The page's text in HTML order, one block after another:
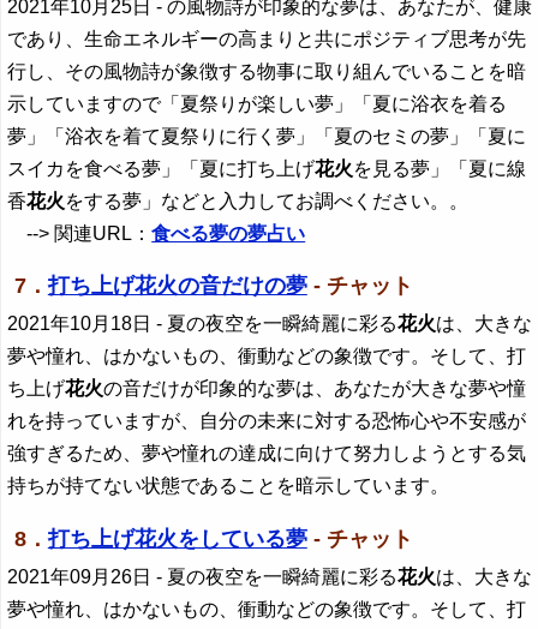
2021年10月25日 - の風物詩が印象的な夢は、あなたが、健康
であり、生命エネルギーの高まりと共にポジティブ思考が先
行し、その風物詩が象徴する物事に取り組んでいることを暗
示していますので「夏祭りが楽しい夢」「夏に浴衣を着る
夢」「浴衣を着て夏祭りに行く夢」「夏のセミの夢」「夏に
スイカを食べる夢」「夏に打ち上げ花火を見る夢」「夏に線
香花火をする夢」などと入力してお調べください。。
--> 関連URL：食べる夢の夢占い
7．打ち上げ花火の音だけの夢- チャット
2021年10月18日 - 夏の夜空を一瞬綺麗に彩る花火は、大きな
夢や憧れ、はかないもの、衝動などの象徴です。そして、打
ち上げ花火の音だけが印象的な夢は、あなたが大きな夢や憧
れを持っていますが、自分の未来に対する恐怖心や不安感が
強すぎるため、夢や憧れの達成に向けて努力しようとする気
持ちが持てない状態であることを暗示しています。
8．打ち上げ花火をしている夢- チャット
2021年09月26日 - 夏の夜空を一瞬綺麗に彩る花火は、大きな
夢や憧れ、はかないもの、衝動などの象徴です。そして、打